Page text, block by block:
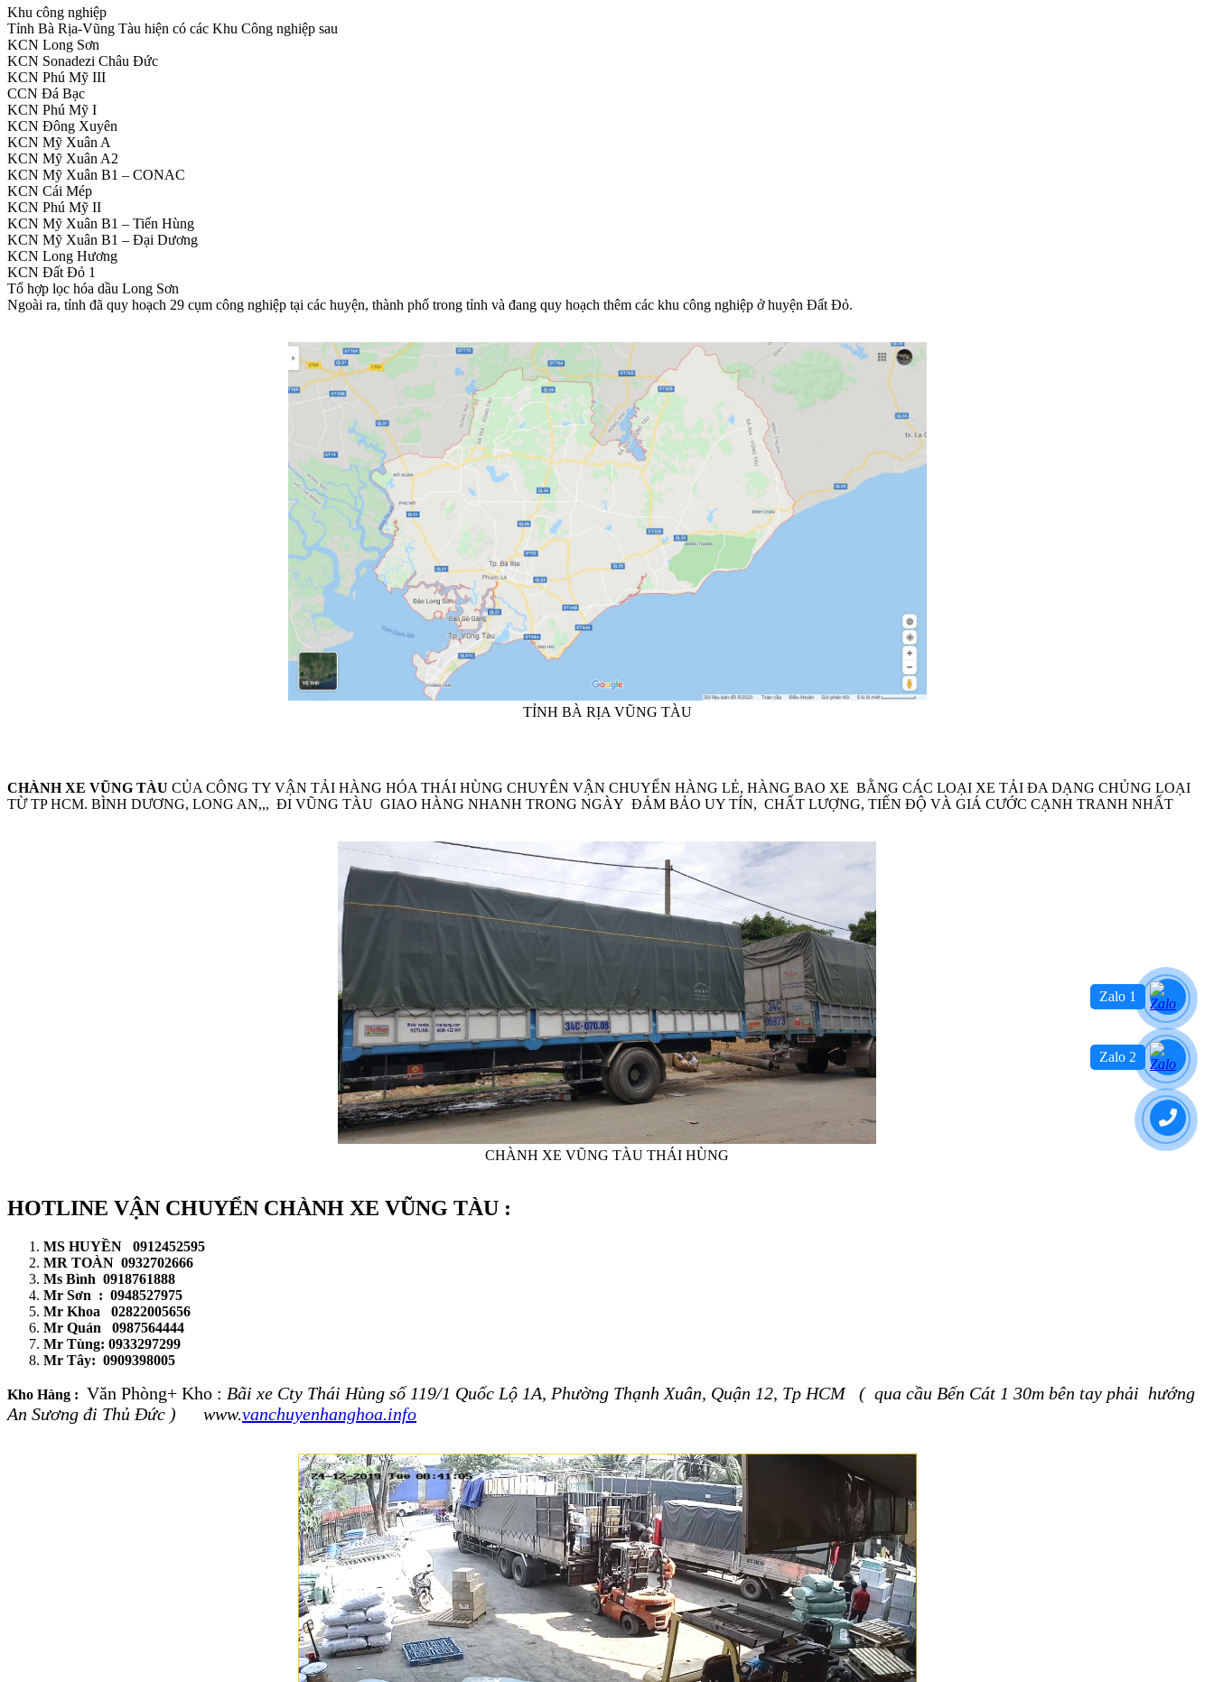
Khu công nghiệp
Tỉnh Bà Rịa-Vũng Tàu hiện có các Khu Công nghiệp sau
KCN Long Sơn
KCN Sonadezi Châu Đức
KCN Phú Mỹ III
CCN Đá Bạc
KCN Phú Mỹ I
KCN Đông Xuyên
KCN Mỹ Xuân A
KCN Mỹ Xuân A2
KCN Mỹ Xuân B1 – CONAC
KCN Cái Mép
KCN Phú Mỹ II
KCN Mỹ Xuân B1 – Tiến Hùng
KCN Mỹ Xuân B1 – Đại Dương
KCN Long Hương
KCN Đất Đỏ 1
Tổ hợp lọc hóa dầu Long Sơn
Ngoài ra, tỉnh đã quy hoạch 29 cụm công nghiệp tại các huyện, thành phố trong tỉnh và đang quy hoạch thêm các khu công nghiệp ở huyện Đất Đỏ.
TỈNH BÀ RỊA VŨNG TÀU
CHÀNH XE VŨNG TÀU CỦA CÔNG TY VẬN TẢI HÀNG HÓA THÁI HÙNG CHUYÊN VẬN CHUYỂN HÀNG LẺ, HÀNG BAO XE BẰNG CÁC LOẠI XE TẢI ĐA DẠNG CHỦNG LOẠI
TỪ TP HCM. BÌNH DƯƠNG, LONG AN,,, ĐI VŨNG TÀU GIAO HÀNG NHANH TRONG NGÀY ĐẢM BẢO UY TÍN, CHẤT LƯỢNG, TIẾN ĐỘ VÀ GIÁ CƯỚC CẠNH TRANH NHẤT
CHÀNH XE VŨNG TÀU THÁI HÙNG
HOTLINE VẬN CHUYỂN CHÀNH XE VŨNG TÀU :
MS HUYỀN 0912452595
MR TOÀN 0932702666
Ms Bình 0918761888
Mr Sơn : 0948527975
Mr Khoa 02822005656
Mr Quán 0987564444
Mr Tùng: 0933297299
Mr Tây: 0909398005
Kho Hàng : Văn Phòng+ Kho : Bãi xe Cty Thái Hùng số 119/1 Quốc Lộ 1A, Phường Thạnh Xuân, Quận 12, Tp HCM ( qua cầu Bến Cát 1 30m bên tay phải hướng
An Sương đi Thủ Đức ) www.vanchuyenhanghoa.info
Zalo 1
Zalo 2